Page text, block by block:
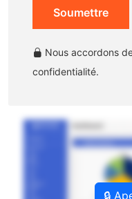
Soumettre
Nous accordons
confidentialité.
🔒